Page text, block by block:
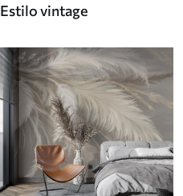
Estilo vintage